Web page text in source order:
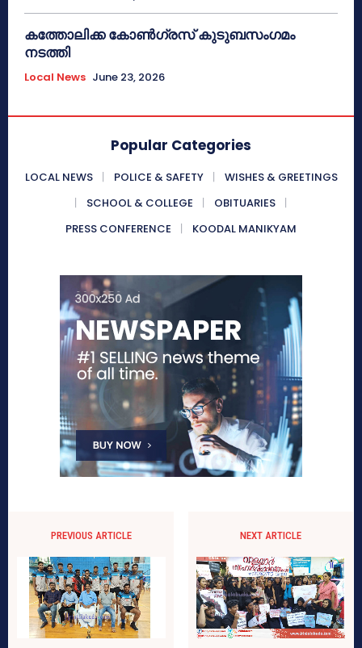
കത്തോലിക്ക കോൺഗ്രസ് കുടുബസംഗമം
നടത്തി
Local News June 23, 2026
Popular Categories
LOCAL NEWS POLICE & SAFETY
WISHES & GREETINGS
SCHOOL & COLLEGE
OBITUARIES
PRESS CONFERENCE
KOODAL MANIKYAM
PREVIOUS ARTICLE NEXT ARTICLE